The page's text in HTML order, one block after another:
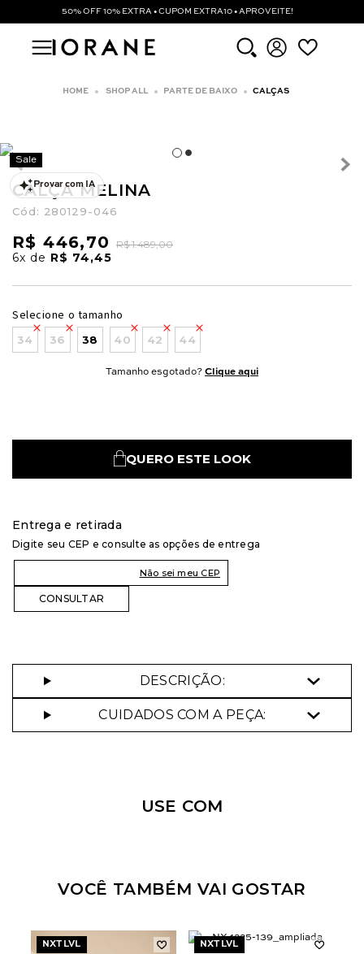
50% OFF 10% EXTRA • CUPOM EXTRA10 • APROVEITE!
SHOP ALL PARTE DE BAIXO CALÇAS
Provar com IA
Sale
CALÇA MELINA
Cód: 280129-046
R$ 446,70 R$ 1.489,00
6x de R$ 74,45
Selecione o tamanho
34 36 38 40 42 44
Tamanho esgotado? Clique aqui
QUERO ESTE LOOK
Entrega e retirada
Digite seu CEP e consulte as opções de entrega
Não sei meu CEP
DESCRIÇÃO:
CUIDADOS COM A PEÇA:
USE COM
VOCÊ TAMBÉM VAI GOSTAR
NXT LVL NXT LVL